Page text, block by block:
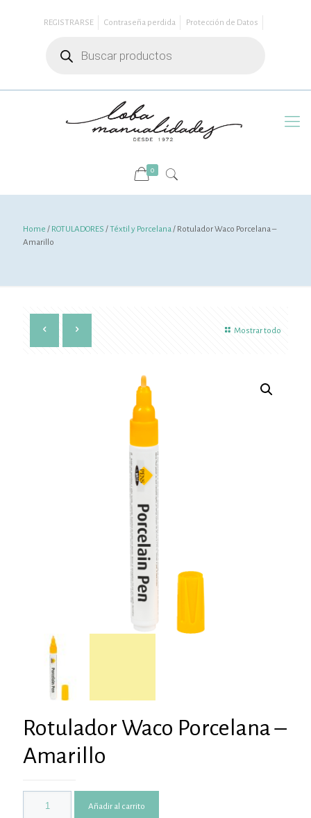
REGISTRARSE Contraseña perdida
Protección de Datos
productos
0
Home / ROTULADORES /Téxtil y Porcelana/ Rotulador Waco Porcelana –
Amarillo
Mostrar todo
Rotulador Waco Porcelana –
Amarillo
Añadir al carrito